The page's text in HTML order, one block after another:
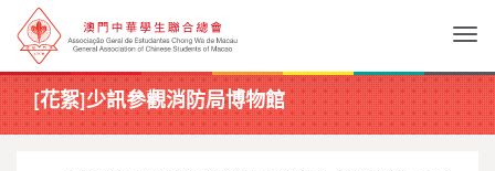
[花絮]少訊參觀消防局博物館